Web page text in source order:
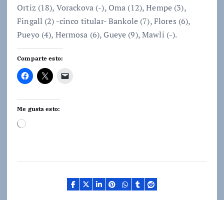
Ortiz (18), Vorackova (-), Oma (12), Hempe (3),
Fingall (2) -cinco titular- Bankole (7), Flores (6),
Pueyo (4), Hermosa (6), Gueye (9), Mawli (-).
Comparte esto:
Me gusta esto:
C
a